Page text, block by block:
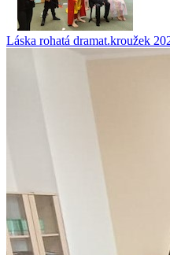
Láska rohatá dramat.kroužek